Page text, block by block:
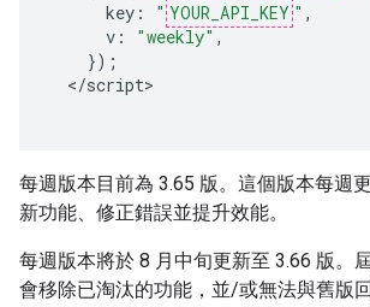
key : " YOUR_API_KEY " ,
v : "weekly" ,
});
</script
每週版本目前為 3.65 版。這個版本每週
新功能、修正錯誤並提升效能。
每週版本將於 8 月中旬更新至 3.66 版。
會移除已淘汰的功能，並/或無法與舊版回